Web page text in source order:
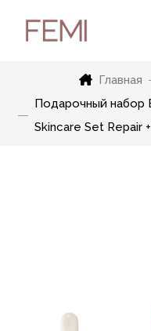
Главная
Подарочный набор
Skincare Set Repair